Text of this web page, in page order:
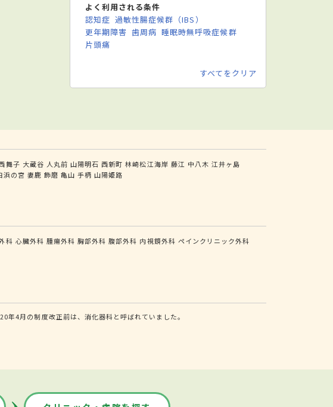
よく利用される条件
認知症 過敏性腸症候群（IBS）
更年期障害 歯周病 睡眠時無呼吸症候群
片頭痛
すべてをクリア
舞子 大蔵谷 人丸前 山陽明石 西新町 林崎松江海岸 藤江 中八木 江井ヶ島
浜の宮 妻鹿 飾磨 亀山 手柄 山陽姫路
科 心臓外科 腫瘍外科 胸部外科 腹部外科 内視鏡外科 ペインクリニック外科
4月の制度改正前は、消化器科と呼ばれていました。